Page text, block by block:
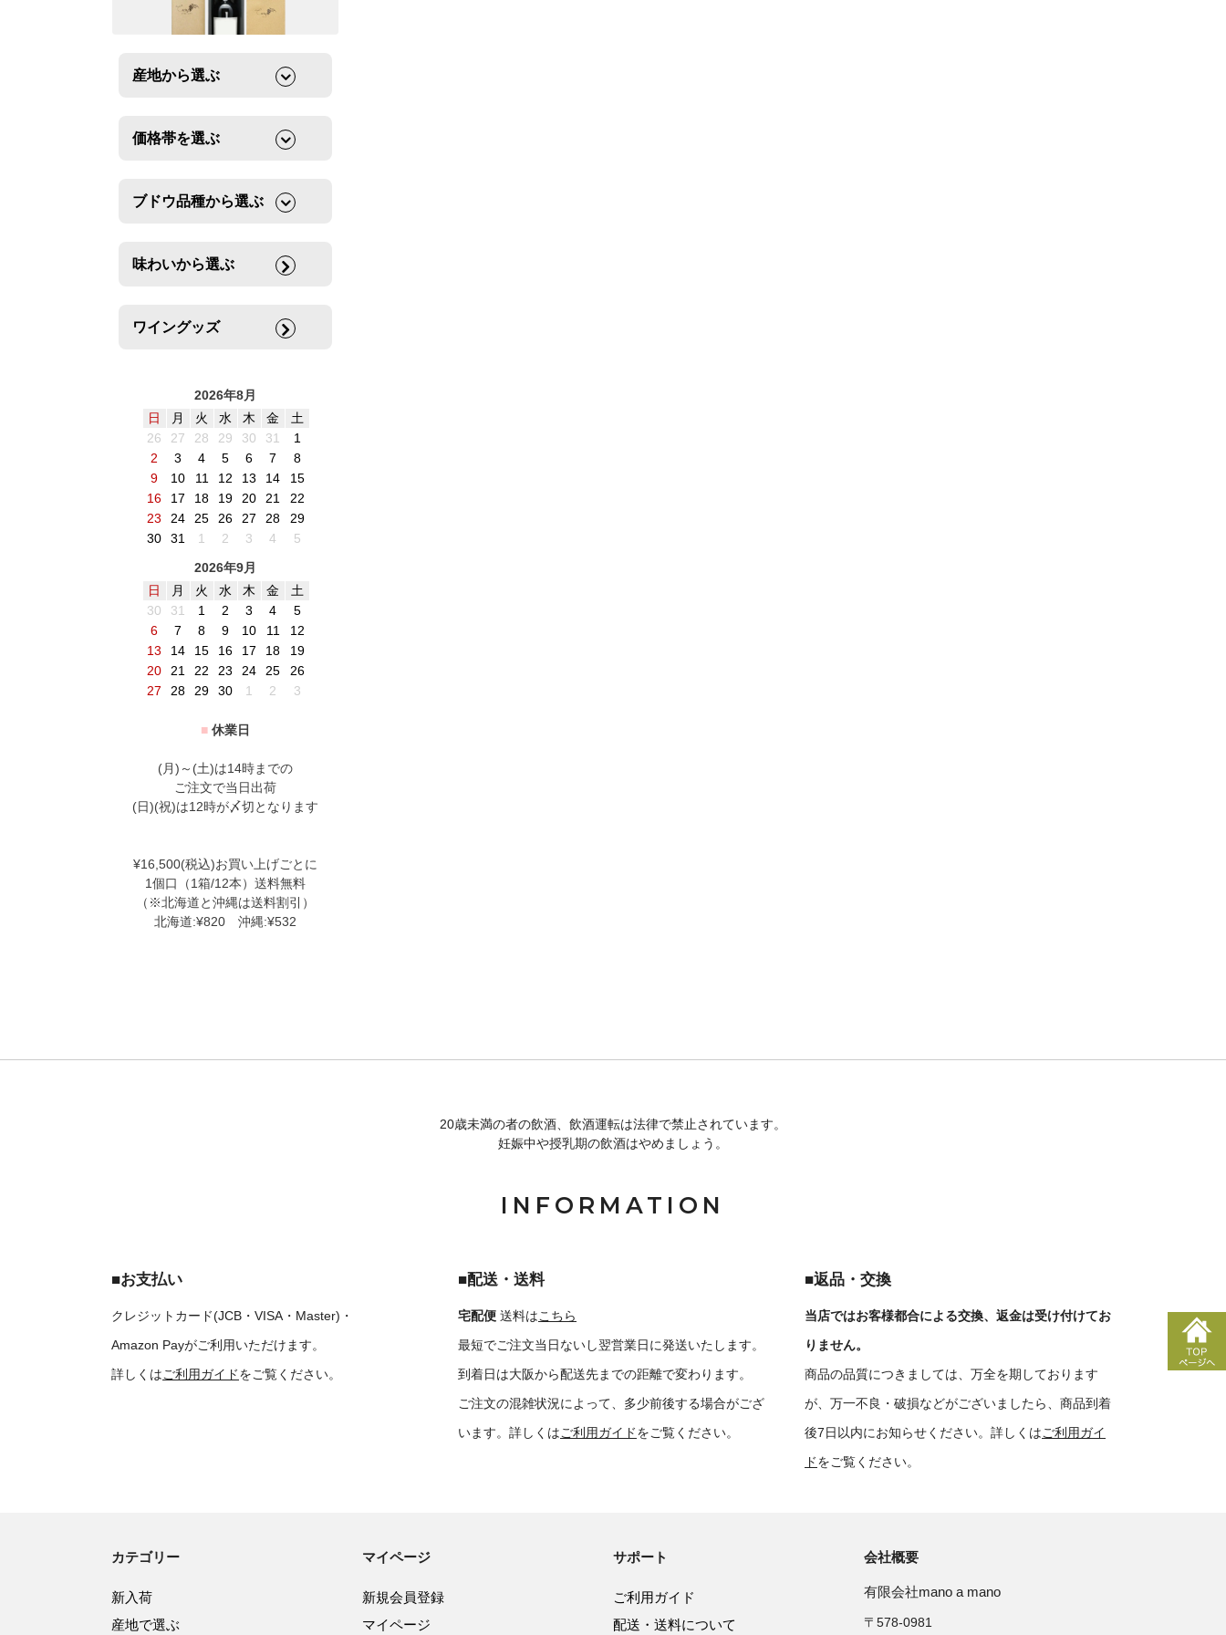
産地から選ぶ
価格帯を選ぶ
ブドウ品種から選ぶ
味わいから選ぶ
ワイングッズ
2026年8月
日
月 火 水 木 金
土
26
27 28 29 30 31
1
2
3 4 5 6 7
8
9
10 11 12 13 14
15
16
17 18 19 20 21
22
23
24 25 26 27 28
29
30
31 1 2 3 4
5
2026年9月
日
月 火 水 木 金
土
30
31 1 2 3 4
5
6
7 8 9 10 11
12
13
14 15 16 17 18
19
20
21 22 23 24 25
26
27
28 29 30 1 2 3
■ 休業日
(月)～(土)は14時までの
ご注文で当日出荷
(日)(祝)は12時が〆切となります
¥16,500(税込)お買い上げごとに
1個口（1箱/12本）送料無料
（※北海道と沖縄は送料割引）
北海道:¥820 沖縄:¥532
20歳未満の者の飲酒、飲酒運転は法律で禁止されています。
妊娠中や授乳期の飲酒はやめましょう。
INFORMATION
■お支払い
クレジットカード(JCB・VISA・Master)・
Amazon Payがご利用いただけます。
詳しくはご利用ガイドをご覧ください。
■配送・送料
宅配便 送料はこちら
最短でご注文当日ないし翌営業日に発送いたします。
到着日は大阪から配送先までの距離で変わります。
ご注文の混雑状況によって、多少前後する場合がござ
います。詳しくはご利用ガイドをご覧ください。
■返品・交換
当店ではお客様都合による交換、返金は受け付けてお
りません。
商品の品質につきましては、万全を期しております
が、万一不良・破損などがございましたら、商品到着
後7日以内にお知らせください。詳しくはご利用ガイ
ドをご覧ください。
カテゴリー
新入荷
産地で選ぶ
マイページ
新規会員登録
マイページ
サポート
ご利用ガイド
配送・送料について
会社概要
有限会社mano a mano
〒578-0981